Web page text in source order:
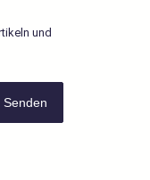
und
Senden